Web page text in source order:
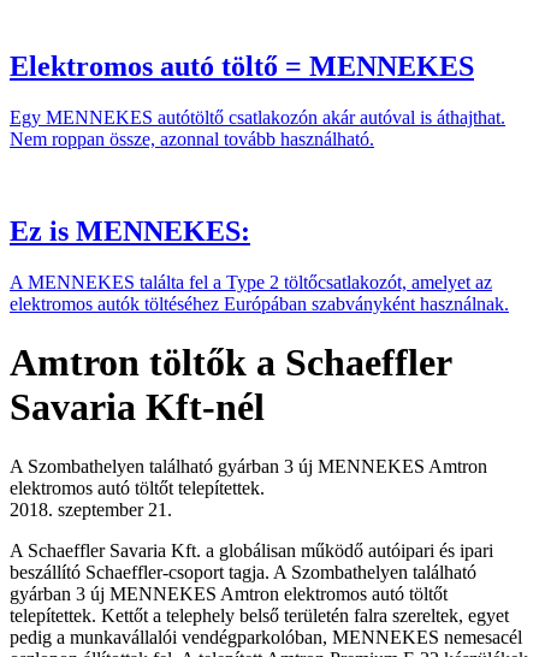
Elektromos autó töltő = MENNEKES
Egy MENNEKES autótöltő csatlakozón akár autóval is áthajthat.
Nem roppan össze, azonnal tovább használható.
Ez is MENNEKES:
A MENNEKES találta fel a Type 2 töltőcsatlakozót, amelyet az
elektromos autók töltéséhez Európában szabványként használnak.
Amtron töltők a Schaeffler
Savaria Kft-nél
A Szombathelyen található gyárban 3 új MENNEKES Amtron
elektromos autó töltőt telepítettek.
2018. szeptember 21.
A Schaeffler Savaria Kft. a globálisan működő autóipari és ipari
beszállító Schaeffler-csoport tagja. A Szombathelyen található
gyárban 3 új MENNEKES Amtron elektromos autó töltőt
telepítettek. Kettőt a telephely belső területén falra szereltek, egyet
pedig a munkavállalói vendégparkolóban, MENNEKES nemesacél